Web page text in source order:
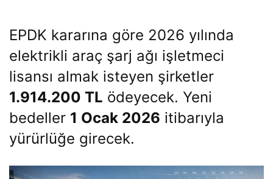
EPDK kararına göre 2026 yılında
elektrikli araç şarj ağı işletmeci
lisansı almak isteyen şirketler
1.914.200 TL ödeyecek. Yeni
bedeller 1 Ocak 2026 itibarıyla
yürürlüğe girecek.